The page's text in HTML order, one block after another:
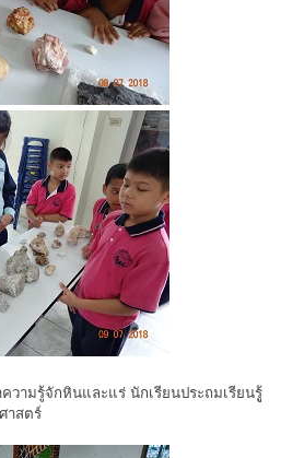
วามรู้จักหินและแร่ นักเรียนประถมเรียนรูู้
าสตร์